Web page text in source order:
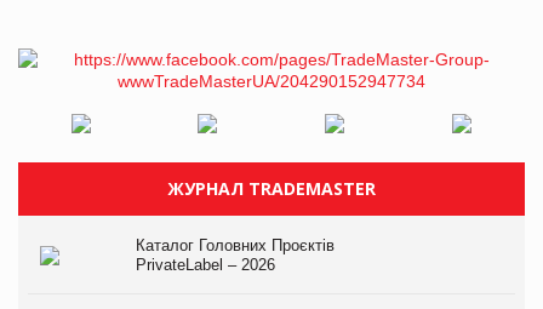
ЖУРНАЛ TRADEMASTER
Каталог Головних Проєктів
PrivateLabel – 2026